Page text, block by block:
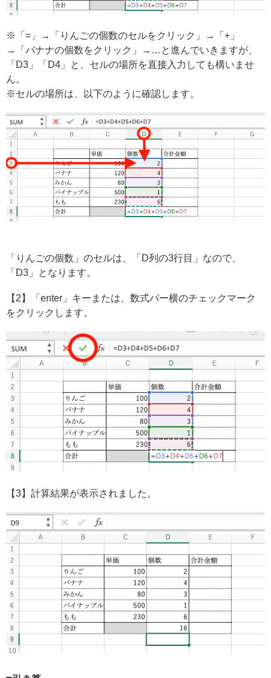
※「=」→「りんごの個数のセルをクリック」→「+」
→「バナナの個数をクリック」→…と進んでいきますが、
「D3」「D4」と、セルの場所を直接入力しても構いませ
ん。
※セルの場所は、以下のように確認します。
「りんごの個数」のセルは、「D列の3行目」なので、
「D3」となります。
【2】「enter」キーまたは、数式バー横のチェックマーク
をクリックします。
【3】計算結果が表示されました。